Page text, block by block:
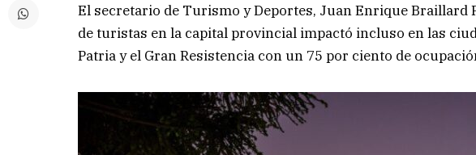
El secretario de Turismo y Deportes, Juan Enrique Braillard
de turistas en la capital provincial impactó incluso en las
Patria y el Gran Resistencia con un 75 por ciento de